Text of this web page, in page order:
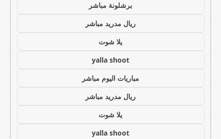
برشلونة مباشر
ريال مدريد مباشر
يلا شوت
yalla shoot
مباريات اليوم مباشر
ريال مدريد مباشر
يلا شوت
yalla shoot